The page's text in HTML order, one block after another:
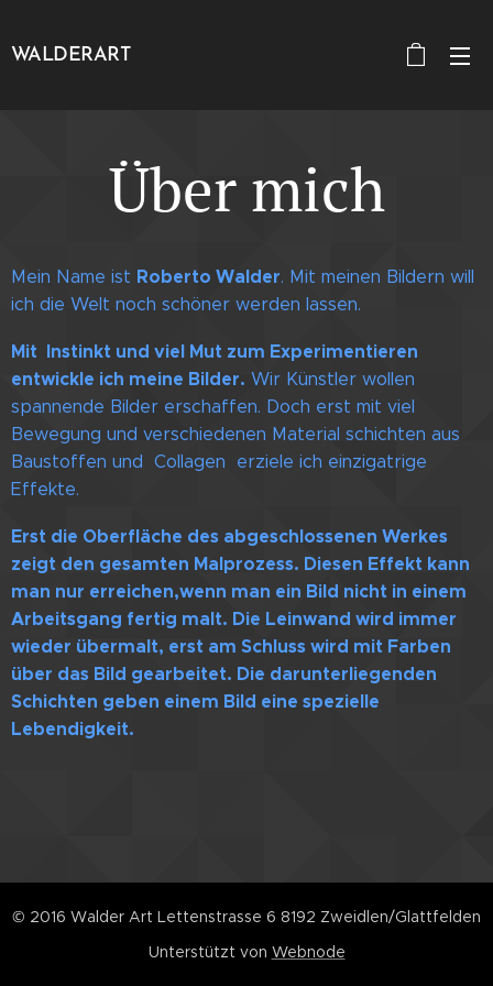
WALDERART
Über mich
Mein Name ist Roberto Walder. Mit meinen Bildern will
ich die Welt noch schöner werden lassen.
Mit Instinkt und viel Mut zum Experimentieren
entwickle ich meine Bilder. Wir Künstler wollen
spannende Bilder erschaffen. Doch erst mit viel
Bewegung und verschiedenen Material schichten aus
Baustoffen und Collagen erziele ich einzigatrige
Effekte.
Erst die Oberfläche des abgeschlossenen Werkes
zeigt den gesamten Malprozess. Diesen Effekt kann
man nur erreichen,wenn man ein Bild nicht in einem
Arbeitsgang fertig malt. Die Leinwand wird immer
wieder übermalt, erst am Schluss wird mit Farben
über das Bild gearbeitet. Die darunterliegenden
Schichten geben einem Bild eine spezielle
Lebendigkeit.
© 2016 Walder Art Lettenstrasse 6 8192 Zweidlen/Glattfelden
Unterstützt von Webnode